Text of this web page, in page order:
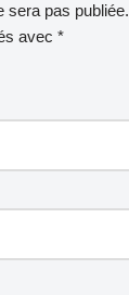
sera pas publiée.
avec *